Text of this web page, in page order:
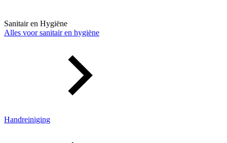
Sanitair en Hygiëne
Alles voor sanitair en hygiëne
Handreiniging